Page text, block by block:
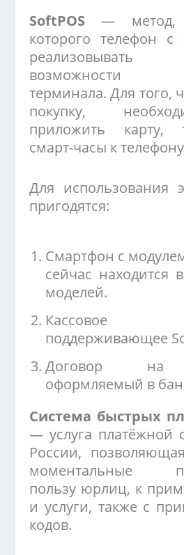
SoftPOS — метод,
которого телефон с
реализовывать
возможности
терминала. Для того,
покупку,
приложить карту,
смарт-часы к
Для использования
пригодятся:
Смартфон с
сейчас находится
моделей.
Кассовое
поддерживающее
Договор на
оформляемый в
Система быстрых
— услуга платёжной
России,
моментальные
пользу юрлиц, к
и услуги, также с
кодов.